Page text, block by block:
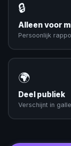
🔒
Alleen voor
Persoonlijk
🌍
Deel publiek
Verschijnt in